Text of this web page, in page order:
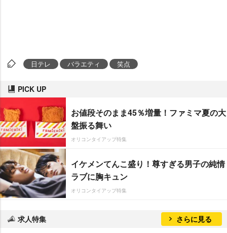
日テレ バラエティ 笑点
PICK UP
お値段そのまま45％増量！ファミマ夏の大
盤振る舞い
オリコンタイアップ特集
イケメンてんこ盛り！尊すぎる男子の純情
ラブに胸キュン
オリコンタイアップ特集
求人特集 さらに見る